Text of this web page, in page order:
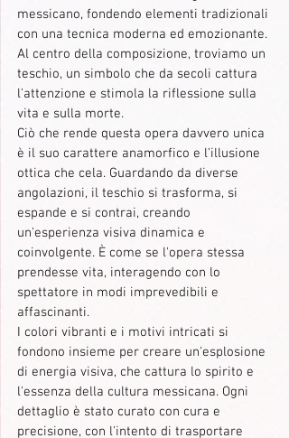
messicano, fondendo elementi tradizionali
con una tecnica moderna ed emozionante.
Al centro della composizione, troviamo un
teschio, un simbolo che da secoli cattura
l'attenzione e stimola la riflessione sulla
vita e sulla morte.
Ciò che rende questa opera davvero unica
è il suo carattere anamorfico e l'illusione
ottica che cela. Guardando da diverse
angolazioni, il teschio si trasforma, si
espande e si contrai, creando
un'esperienza visiva dinamica e
coinvolgente. È come se l'opera stessa
prendesse vita, interagendo con lo
spettatore in modi imprevedibili e
affascinanti.
I colori vibranti e i motivi intricati si
fondono insieme per creare un'esplosione
di energia visiva, che cattura lo spirito e
l'essenza della cultura messicana. Ogni
dettaglio è stato curato con cura e
precisione, con l'intento di trasportare